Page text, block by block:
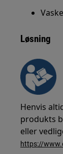
Løsning
Henvis
produkts
eller
https://